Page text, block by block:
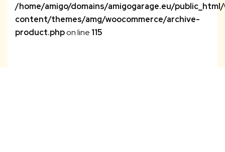
/home/amigo/domains/amigogarage.eu/
content/themes/amg/woocommerce/archive-
product.phpon line 115